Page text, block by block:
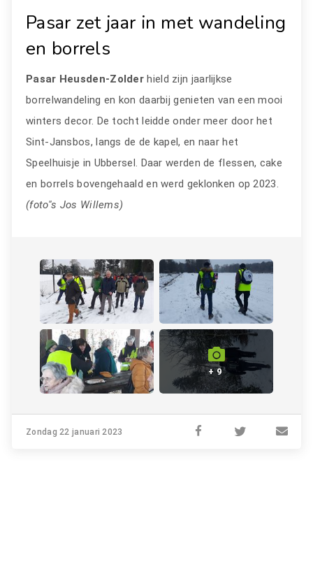
Pasar zet jaar in met wandeling
en borrels
Pasar Heusden-Zolder hield zijn jaarlijkse
borrelwandeling en kon daarbij genieten van een mooi
winters decor. De tocht leidde onder meer door het
Sint-Jansbos, langs de de kapel, en naar het
Speelhuisje in Ubbersel. Daar werden de flessen, cake
en borrels bovengehaald en werd geklonken op 2023.
(foto''s Jos Willems)
+ 9
Zondag 22 januari 2023